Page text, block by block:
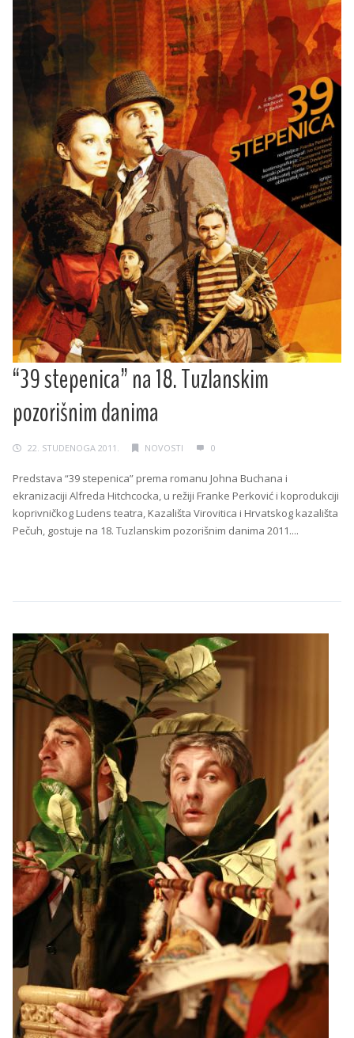
“39 stepenica” na 18. Tuzlanskim
pozorišnim danima
22. STUDENOGA 2011. NOVOSTI 0
Predstava “39 stepenica” prema romanu Johna Buchana i
ekranizaciji Alfreda Hitchcocka, u režiji Franke Perković i koprodukciji
koprivničkog Ludens teatra, Kazališta Virovitica i Hrvatskog kazališta
Pečuh, gostuje na 18. Tuzlanskim pozorišnim danima 2011....